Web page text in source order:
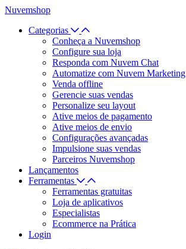
Nuvemshop
Categorias
Conheça a Nuvemshop
Configure sua loja
Responda com Nuvem Chat
Automatize com Nuvem Marketing
Venda offline
Gerencie suas vendas
Personalize seu layout
Ative meios de pagamento
Ative meios de envio
Configurações avançadas
Impulsione suas vendas
Parceiros Nuvemshop
Lançamentos
Ferramentas
Ferramentas gratuitas
Loja de aplicativos
Especialistas
Ecommerce na Prática
Login